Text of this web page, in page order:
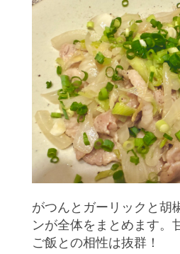
がつんとガーリックと胡
ンが全体をまとめます。
ご飯との相性は抜群！